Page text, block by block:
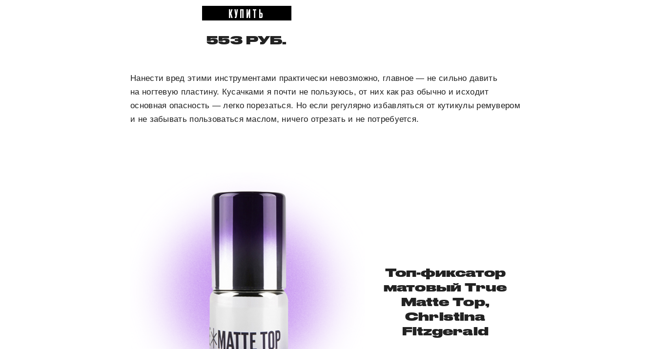
КУПИТЬ
553 РУБ.
Нанести вред этими инструментами практически невозможно, главное — не сильно давить
на ногтевую пластину. Кусачками я почти не пользуюсь, от них как раз обычно и исходит
основная опасность — легко порезаться. Но если регулярно избавляться от кутикулы ремувером
и не забывать пользоваться маслом, ничего отрезать и не потребуется.
Топ-фиксатор
матовый True
Matte Top,
Christina
Fitzgerald